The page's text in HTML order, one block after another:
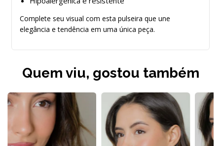
Complete seu visual com esta pulseira que une
elegância e tendência em uma única peça.
Quem viu, gostou também